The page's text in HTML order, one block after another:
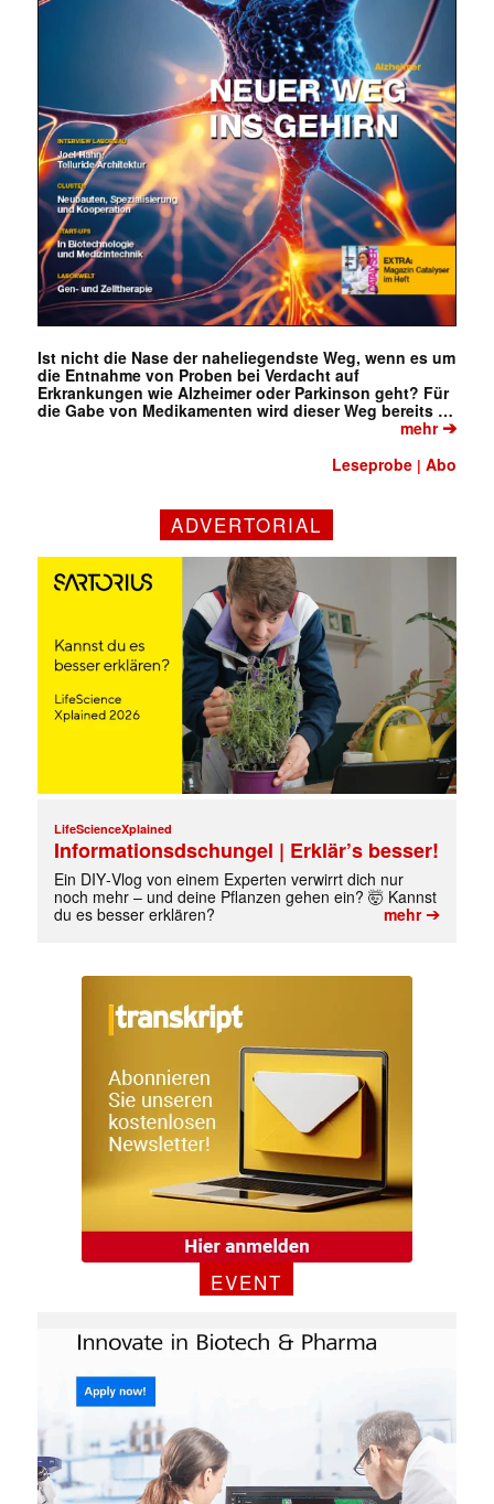
✕
Ist nicht die Nase der naheliegendste Weg, wenn es um
die Entnahme von Proben bei Verdacht auf
Erkrankungen wie Alzheimer oder Parkinson geht? Für
die Gabe von Medikamenten wird dieser Weg bereits …
mehr➔
Leseprobe |Abo
ADVERTORIAL
LifeScienceXplained
Informationsdschungel | Erklär’s besser!
Ein DIY‑Vlog von einem Experten verwirrt dich nur
noch mehr – und deine Pflanzen gehen ein? 🤯 Kannst
du es besser erklären?
mehr➔
EVENT